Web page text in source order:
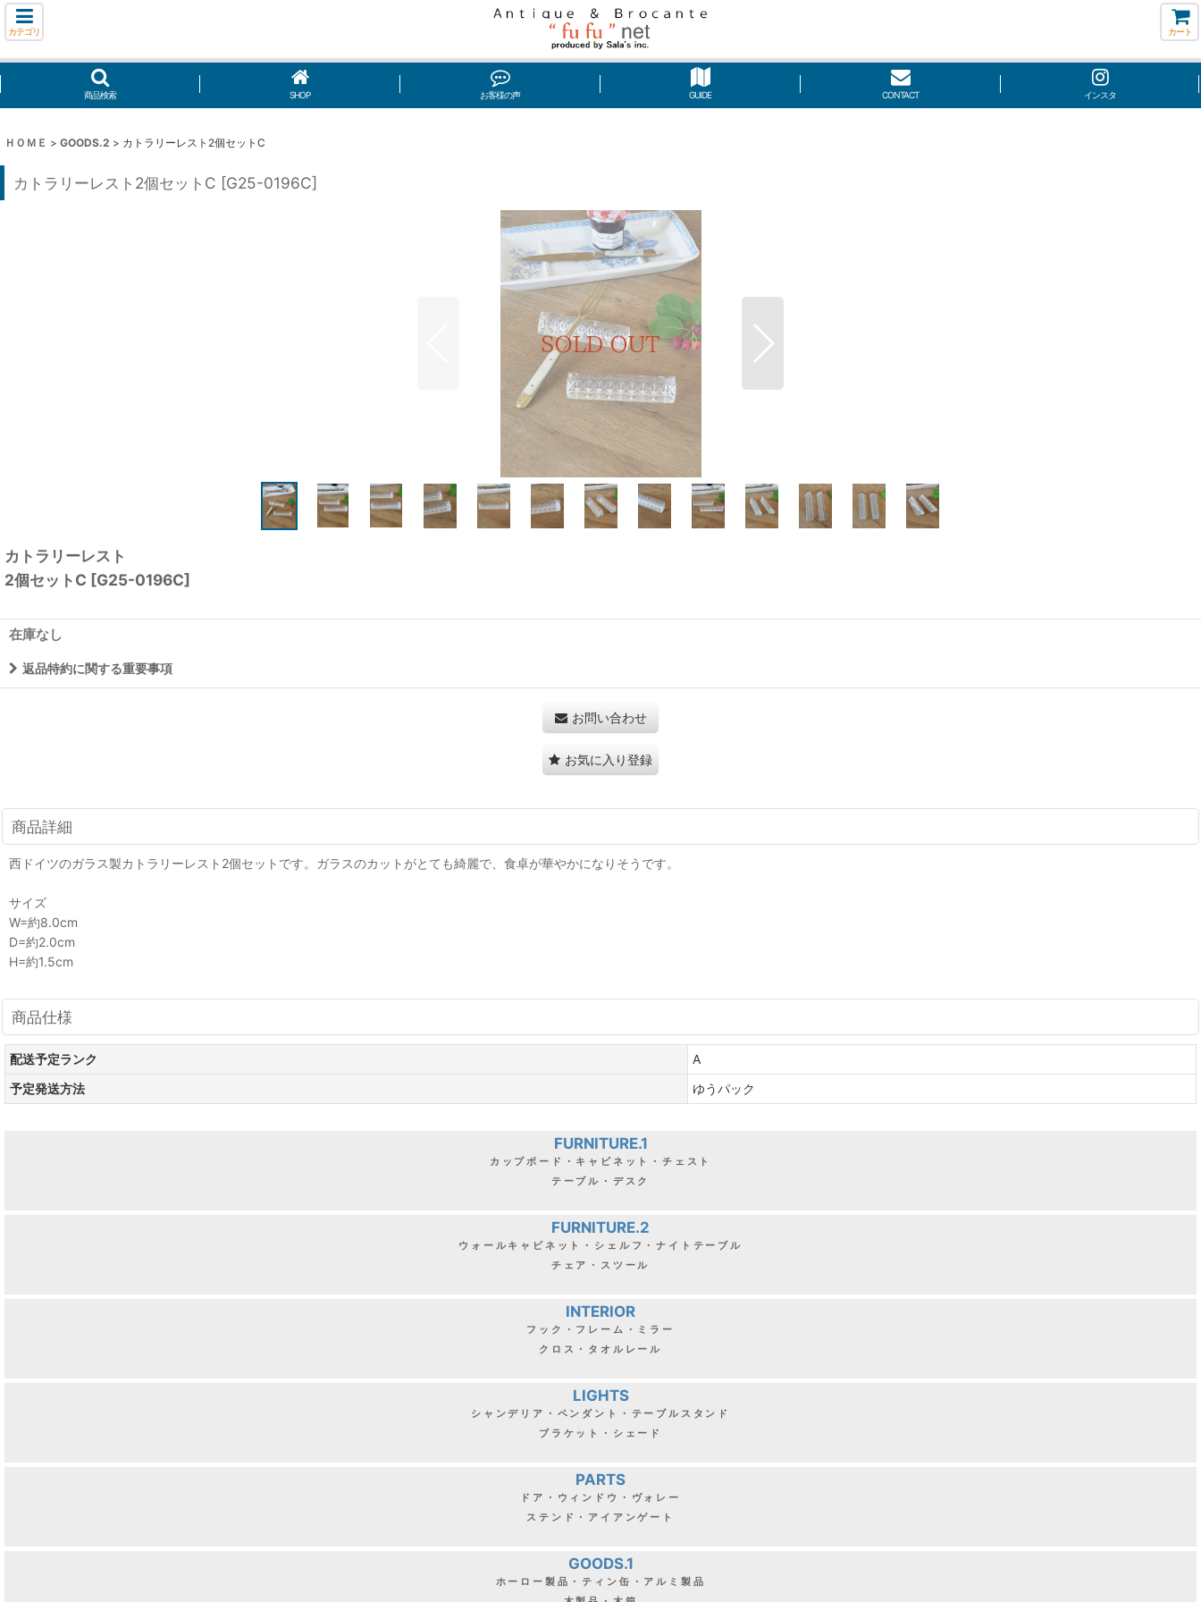
カテゴリ カート
商品検索 SHOP お客様の声 GUIDE CONTACT インスタ
ＨＯＭＥ > GOODS.2 > カトラリーレスト2個セットC
カトラリーレスト2個セットC [G25-0196C]
カトラリーレスト
2個セットC [G25-0196C]
在庫なし
返品特約に関する重要事項
お問い合わせ
お気に入り登録
商品詳細
西ドイツのガラス製カトラリーレスト2個セットです。ガラスのカットがとても綺麗で、食卓が華やかになりそうです。
サイズ
W=約8.0cm
D=約2.0cm
H=約1.5cm
商品仕様
配送予定ランク
A
予定発送方法
ゆうパック
FURNITURE.1
カップボード・キャビネット・チェスト
テーブル・デスク
FURNITURE.2
ウォールキャビネット・シェルフ・ナイトテーブル
チェア・スツール
INTERIOR
フック・フレーム・ミラー
クロス・タオルレール
LIGHTS
シャンデリア・ペンダント・テーブルスタンド
ブラケット・シェード
PARTS
ドア・ウィンドウ・ヴォレー
ステンド・アイアンゲート
GOODS.1
ホーロー製品・ティン缶・アルミ製品